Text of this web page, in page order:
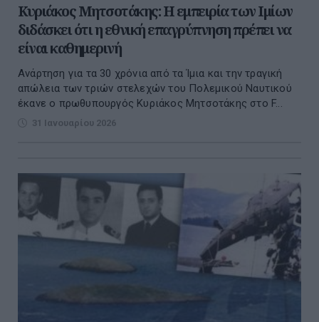
Κυριάκος Μητσοτάκης: Η εμπειρία των Ιμίων
διδάσκει ότι η εθνική επαγρύπνηση πρέπει να
είναι καθημερινή
Ανάρτηση για τα 30 χρόνια από τα Ίμια και την τραγική
απώλεια των τριών στελεχών του Πολεμικού Ναυτικού
έκανε ο πρωθυπουργός Κυριάκος Μητσοτάκης στο F...
31 Ιανουαρίου 2026